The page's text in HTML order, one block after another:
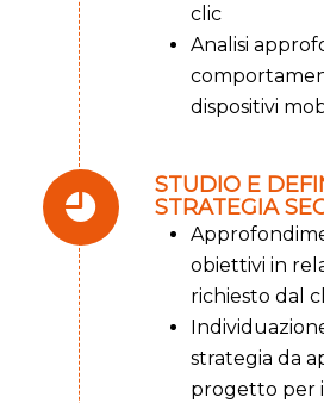
clic
Analisi
dispositivi
STUDIO E
STRATEGIA
obiettivi in
richiesto dal
strategia da
progetto per